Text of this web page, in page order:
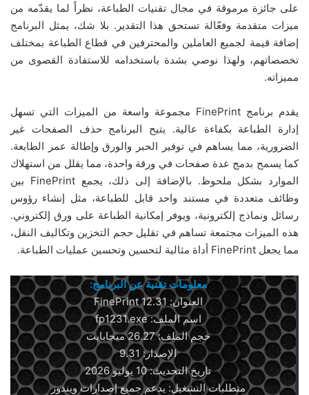
على جائزة مرموقة في مجال تقنيات الطباعة، نظراً لما يقدّمه من
ميزات متقدمة وفعّالة تستحق هذا التقدير. بلا شك، يمثل البرنامج
إضافة قيمة لجميع العاملين والمحترفين في قطاع الطباعة بمختلف
تخصصاتهم، ولهذا نوصي بشدة باستخدامه للاستفادة القصوى من
مميزاته.
يقدم برنامج FinePrint مجموعة واسعة من الميزات التي تسهل
إدارة الطباعة بكفاءة عالية. يتيح البرنامج حذف الصفحات غير
الضرورية، مما يساهم في توفير الحبر والورق وإطالة عمر الطابعة.
كما يسمح بدمج عدة صفحات في ورقة واحدة، مما يقلل من استهلاك
الموارد بشكل ملحوظ. بالإضافة إلى ذلك، يجمع FinePrint بين
وظائف متعددة في مستند واحد قابل للطباعة، مثل إنشاء رؤوس
رسائل ونماذج إلكترونية، ويوفر إمكانية الطباعة على ورق إلكتروني.
هذه الميزات مجتمعة تساهم في تقليل حجم التخزين وتكاليف النقل،
مما يجعل FinePrint أداة مثالية لتحسين وتحسين عمليات الطباعة.
معلومات تقنية عن البرنامج:
العنوان: FinePrint 12.31
اسم الملف: fp1231.exe
حجم الملف: 26.27 ميجابايت
الإصدار: 9.31
تاريخ التحديث: 10 يوليو 2026
متطلبات التشغيل: يدعم جميع إصدارات ويندوز